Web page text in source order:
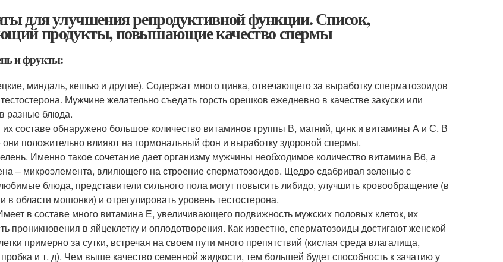
для улучшения репродуктивной функции. Список,
продукты, повышающие качество спермы
и фрукты:
миндаль, кешью и другие). Содержат много цинка, отвечающего за выработку сперматозоидов
Мужчине желательно съедать горсть орешков ежедневно в качестве закуски или
разные блюда.
составе обнаружено большое количество витаминов группы В, магний, цинк и витамины А и С. В
они положительно влияют на гормональный фон и выработку здоровой спермы.
Именно такое сочетание дает организму мужчины необходимое количество витамина В6, а
– микроэлемента, влияющего на строение сперматозоидов. Щедро сдабривая зеленью с
блюда, представители сильного пола могут повысить либидо, улучшить кровообращение (в
в области мошонки) и отрегулировать уровень тестостерона.
в составе много витамина Е, увеличивающего подвижность мужских половых клеток, их
проникновения в яйцеклетку и оплодотворения. Как известно, сперматозоиды достигают женской
примерно за сутки, встречая на своем пути много препятствий (кислая среда влагалища,
и т. д). Чем выше качество семенной жидкости, тем большей будет способность к зачатию у